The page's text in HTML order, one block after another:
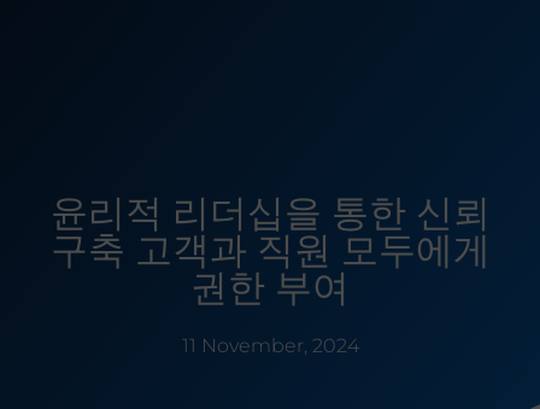
윤리적 리더십을 통한 신뢰
구축 고객과 직원 모두에게
권한 부여
11 November, 2024